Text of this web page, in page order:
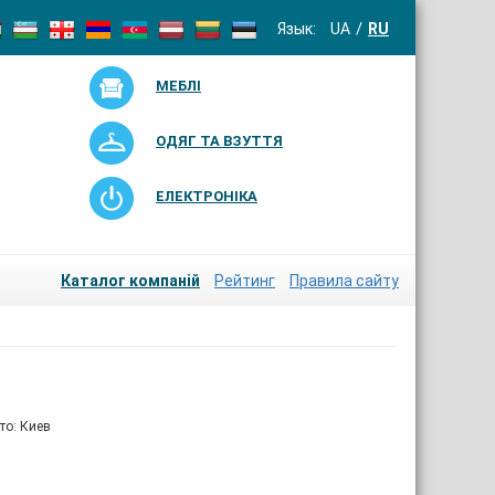
Язык: UA RU
МЕБЛІ
ОДЯГ ТА ВЗУТТЯ
ЕЛЕКТРОНІКА
Каталог компаній Рейтинг Правила сайту
Киев